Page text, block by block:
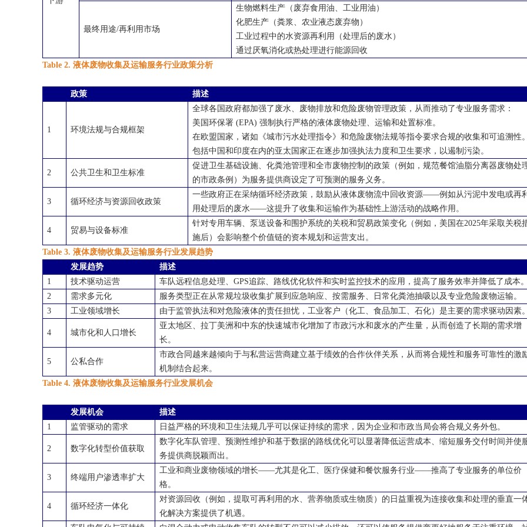
最终用途/再利用市场
生物燃料生产（废弃食用油、工业用油）
化肥生产（粪浆、农业液态废弃物）
工业过程中的水资源再利用（处理后的废水）
通过厌氧消化或热处理进行能源回收
Table 2. 液体废物收集及运输服务行业政策分析
政策 描述
1 环境法规与合规框架
全球各国政府都加强了废水、废物排放和危险废物管理政策，从而推动了专业服务需求：
美国环保署 (EPA)强制执行严格的液体废物处理、运输和处置标准。
在欧盟国家，诸如《城市污水处理指令》和危险废物法规等指令要求合规的收集和可追溯性。
包括中国和印度在内的亚太国家正在逐步加强执法力度和卫生要求，以遏制污染。
2 公共卫生和卫生标准
促进卫生基础设施、化粪池管理和全市废物控制的政策（例如，规范餐馆油脂分离器废物处
的市政条例）为服务提供商设定了可预测的服务义务。
3 循环经济与资源回收政策
一些政府正在采纳循环经济政策，鼓励从液体废物流中回收资源——例如从污泥中发电或再利
用处理后的废水——这提升了收集和运输作为基础性上游活动的战略作用。
4 贸易与设备标准
针对专用车辆、泵送设备和围护系统的关税和贸易政策变化（例如，美国在2025年采取关税
施后）会影响整个价值链的资本规划和运营支出。
Table 3. 液体废物收集及运输服务行业发展趋势
发展趋势
描述
1
技术驱动运营 车队远程信息处理、GPS追踪、路线优化软件和实时监控技术的应用，提高了服务效率并降低了成本。
2
需求多元化
服务类型正在从常规垃圾收集扩展到应急响应、按需服务、日常化粪池抽吸以及专业危险废物运输。
3
工业领域增长 由于监管执法和对危险液体的责任担忧，工业客户（化工、食品加工、石化）是主要的需求驱动因素。
4 城市化和人口增长
亚太地区、拉丁美洲和中东的快速城市化增加了市政污水和废水的产生量，从而创造了长期的需求增
长。
5 公私合作
市政合同越来越倾向于与私营运营商建立基于绩效的合作伙伴关系，从而将合规性和服务可靠性的激
机制结合起来。
Table 4. 液体废物收集及运输服务行业发展机会
发展机会
描述
1
监管驱动的需求 日益严格的环境和卫生法规几乎可以保证持续的需求，因为企业和市政当局会将合规义务外包。
2 数字化转型价值获取
数字化车队管理、预测性维护和基于数据的路线优化可以显著降低运营成本、缩短服务交付时间并使
务提供商脱颖而出。
3 终端用户渗透率扩大
工业和商业废物领域的增长——尤其是化工、医疗保健和餐饮服务行业——推高了专业服务的单位价
格。
4 循环经济一体化
对资源回收（例如，提取可再利用的水、营养物质或生物质）的日益重视为连接收集和处理的垂直一
化解决方案提供了机遇。